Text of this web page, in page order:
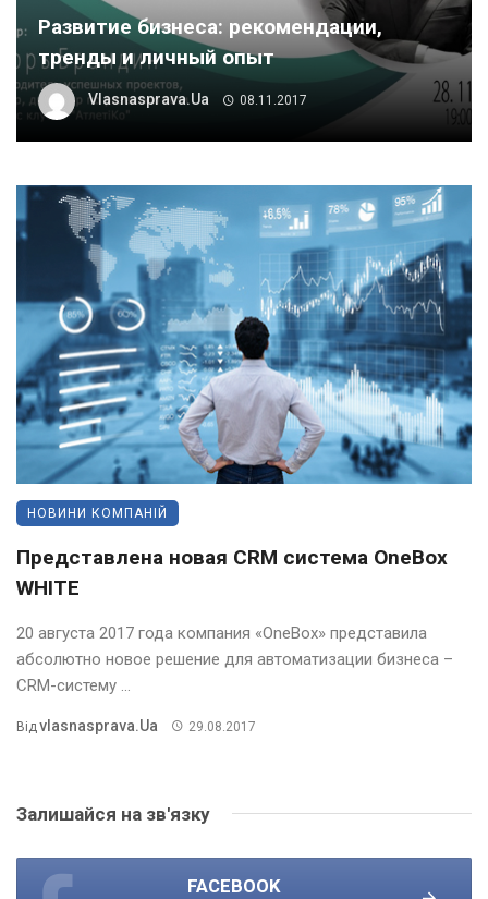
Развитие бизнеса: рекомендации,
тренды и личный опыт
Vlasnasprava.ua 08.11.2017
НОВИНИ КОМПАНІЙ
Представлена новая CRM система OneBox
WHITE
20 августа 2017 года компания «OneBox» представила
абсолютно новое решение для автоматизации бизнеса –
CRM-систему ...
Від Vlasnasprava.ua 29.08.2017
Залишайся на зв'язку
FACEBOOK